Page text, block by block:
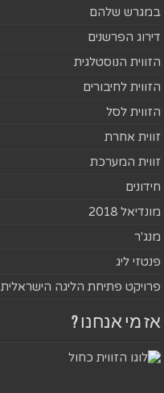
במגרש שלהם
דירוג הפרשנים
הזווית הנוסטלגית
הזווית לחיבורים
הזווית לסל
זווית אחרת
זווית המערכת
חידונים
מונדיאל 2018
מנג'ר
פנטזי ליג
פרויקט פתיחת הליגה הישראלית
אז מי אנחנו ?